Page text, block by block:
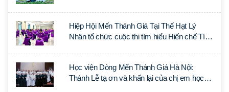
Hiệp Hội Mến Thánh Giá Tại Thế Hạt Lý
Nhân tổ chức cuộc thi tìm hiểu Hiến chế Tín
Học viện Dòng Mến Thánh Giá Hà Nội:
Thánh Lễ tạ ơn và khấn lại của chị em học